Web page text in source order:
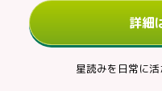
詳細
星読みを日常に